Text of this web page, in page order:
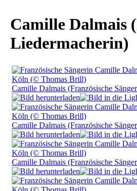
Camille Dalmais
Liedermacherin)
Camille Dalmais (Französische
Camille Dalmais (Französische
Camille Dalmais (Französische